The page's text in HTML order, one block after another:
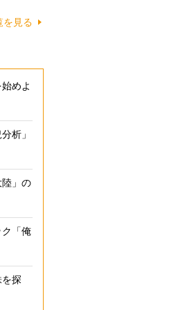
を見る
めよ
析」
」の
「俺
探